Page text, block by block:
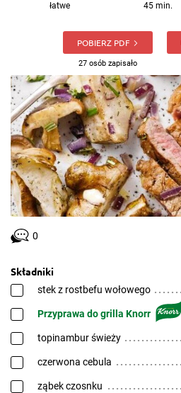
łatwe 45 min.
POBIERZ PDF
27 osób zapisało
0
Składniki
stek z rostbefu wołowego
Przyprawa do grilla Knorr
topinambur świeży
czerwona cebula
ząbek czosnku